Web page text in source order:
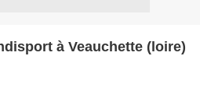
Coupe de France handisport à Veauchette (loire)